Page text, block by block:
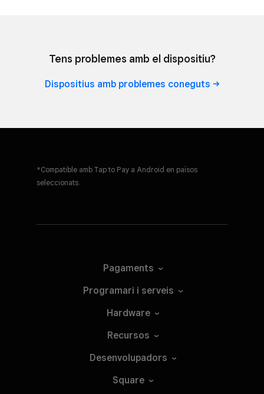
només amb el telèfon.
només amb el telèfon.
Accepta pagaments sense contacte
directament des del mòbil.
Tens problemes amb el dispositiu?
Dispositius amb problemes coneguts
*Compatible amb Tap to Pay a Android en països
seleccionats.
Pagaments
Programari i serveis
Hardware
Recursos
Desenvolupadors
Square